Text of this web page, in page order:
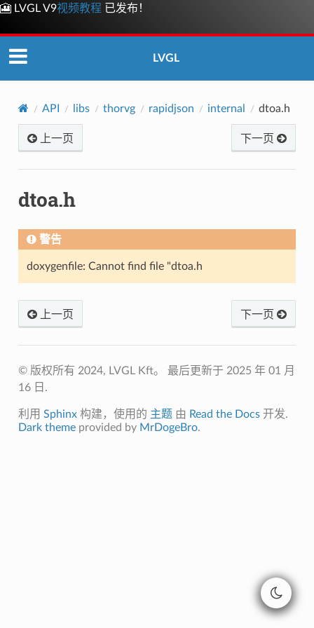
🎦 LVGL V9视频教程 已发布！
LVGL
API libs thorvg rapidjson internal dtoa.h
上一页 下一页
dtoa.h
警告
doxygenfile: Cannot find file "dtoa.h
上一页 下一页
© 版权所有 2024, LVGL Kft。 最后更新于 2025 年 01 月
16 日.
利用 Sphinx构建，使用的 主题 由 Read the Docs开发.
Dark themeprovided by MrDogeBro.